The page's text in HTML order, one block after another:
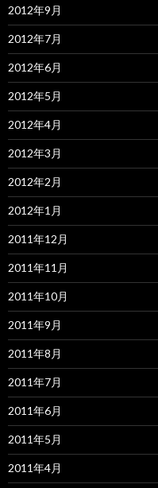
2012年9月
2012年7月
2012年6月
2012年5月
2012年4月
2012年3月
2012年2月
2012年1月
2011年12月
2011年11月
2011年10月
2011年9月
2011年8月
2011年7月
2011年6月
2011年5月
2011年4月